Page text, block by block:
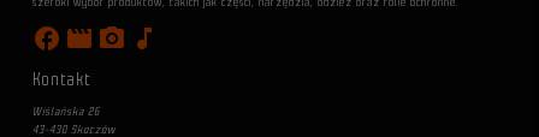
szeroki wybór produktów, takich jak części, narzędzia, odzież oraz folie ochronne.
facebook movie photo_camera music_note
Kontakt
Wiślańska 26
43-430 Skoczów